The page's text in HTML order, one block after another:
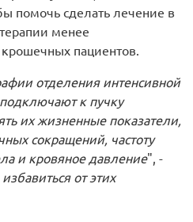
помочь сделать лечение в
менее
пациентов.
отделения интенсивной
к пучку
их жизненные показатели,
сокращений, частоту
и кровяное давление", -
от этих